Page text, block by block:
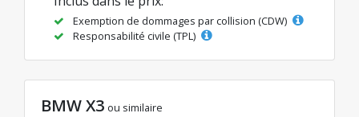
Exemption de dommages par collision (CDW)
Responsabilité civile (TPL)
BMW X3 ou similaire